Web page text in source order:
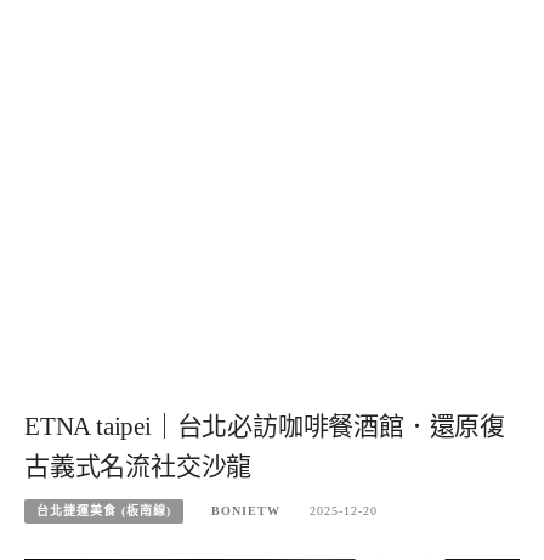
ETNA taipei｜台北必訪咖啡餐酒館．還原復
古義式名流社交沙龍
台北捷運美食 (板南線) BONIETW 2025-12-20